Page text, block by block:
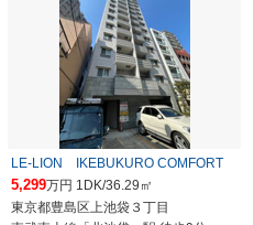
LE-LION IKEBUKURO COMFORT
5,299万円 1DK/36.29㎡
東京都豊島区上池袋３丁目